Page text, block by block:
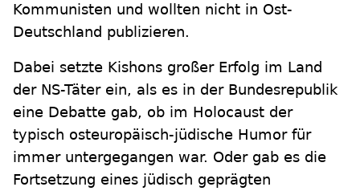
Kommunisten und wollten nicht in Ost-
Deutschland publizieren.
Dabei setzte Kishons großer Erfolg im Land
der NS-Täter ein, als es in der Bundesrepublik
eine Debatte gab, ob im Holocaust der
typisch osteuropäisch-jüdische Humor für
immer untergegangen war. Oder gab es die
Fortsetzung eines jüdisch geprägten